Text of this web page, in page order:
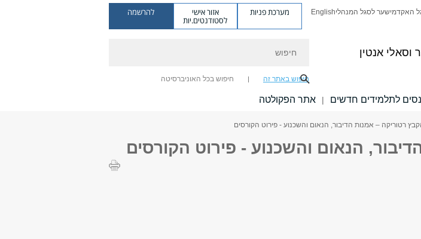
אנטין
האקדמישער לסגל המנהליEnglish מערכת פניות אזור אישי
לסטודנטים.יות
להרשמה
חיפוש באתר זה חיפוש בכל האוניברסיטה
לתלמידים חדשים | אתר הפקולטה
רטוריקה – אמנות הדיבור, הנאום והשכנוע - פירוט הקורסים
הנאום והשכנוע - פירוט הקורסים